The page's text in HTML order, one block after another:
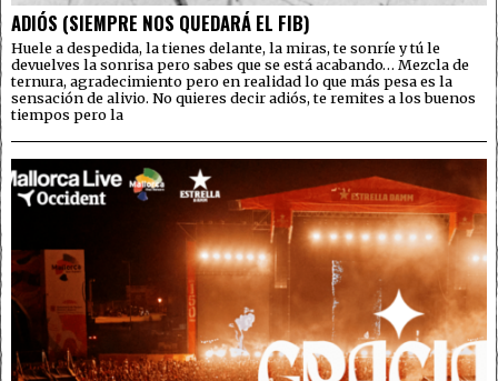
ADIÓS (SIEMPRE NOS QUEDARÁ EL FIB)
Huele a despedida, la tienes delante, la miras, te sonríe y tú le
devuelves la sonrisa pero sabes que se está acabando… Mezcla de
ternura, agradecimiento pero en realidad lo que más pesa es la
sensación de alivio. No quieres decir adiós, te remites a los buenos
tiempos pero la